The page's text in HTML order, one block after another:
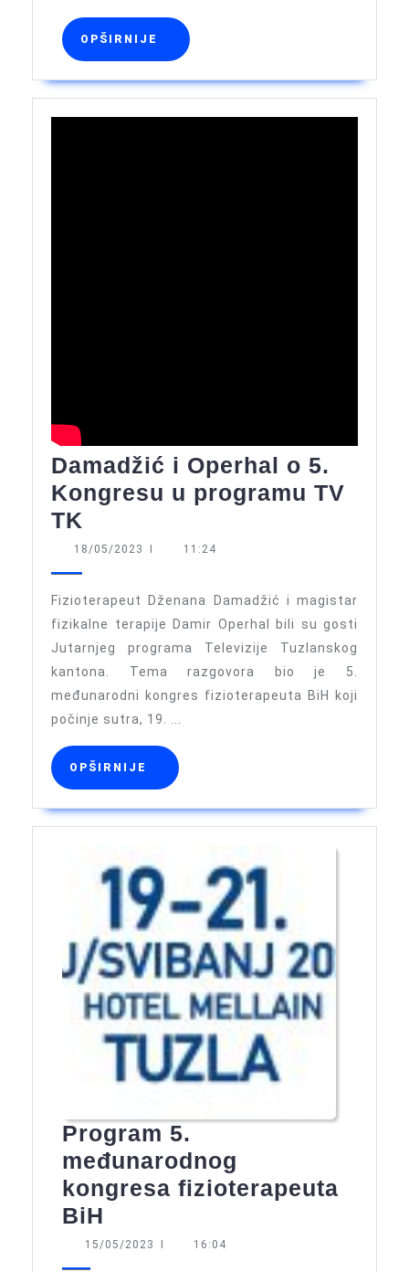
OPŠIRNIJE OPŠIRNIJE
Damadžić i Operhal o 5.
Kongresu u programu TV
TK
i
o
5.
Kongresu
u
programu
TK
18/05/2023 18/05/2023
11:24
Fizioterapeut Dženana Damadžić i magistar
fizikalne terapije Damir Operhal bili su gosti
Jutarnjeg programa Televizije Tuzlanskog
kantona. Tema razgovora bio je 5.
međunarodni kongres fizioterapeuta BiH koji
počinje sutra, 19. ...
OPŠIRNIJE OPŠIRNIJE
Program 5.
međunarodnog
kongresa fizioterapeuta
BiH
5.
15/05/2023 15/05/2023
16:04